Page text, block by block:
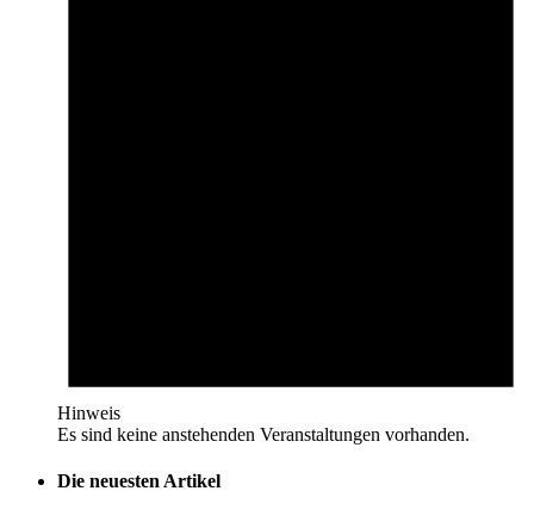
Hinweis
Es sind keine anstehenden Veranstaltungen vorhanden.
Die neuesten Artikel